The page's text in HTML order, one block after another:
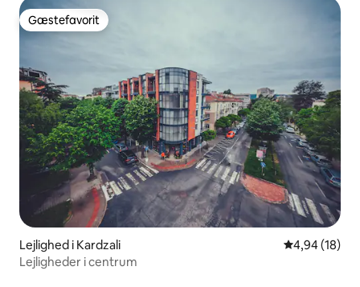
Gæstefavorit
Gæstefavorit
Lejlighed i Kardzali 4,94 ud af 5 i
4,94 (18)
Lejligheder i centrum